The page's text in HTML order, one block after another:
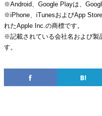
※Android、Google Playは、
※iPhone、iTunesおよびApp
れたApple Inc.の商標です。
※記載されている会社名および製
す。